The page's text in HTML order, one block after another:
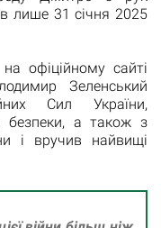
лише 31 січня 2025
офіційному сайті
Зеленський
Сил України,
безпеки, а також з
і вручив найвищі